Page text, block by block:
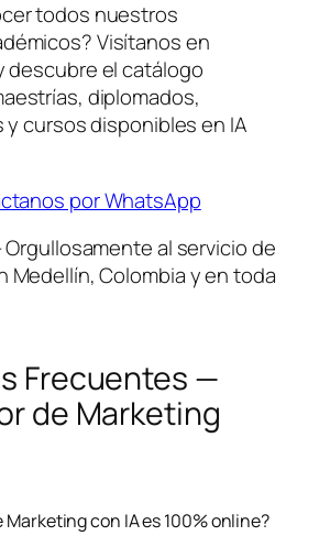
todos nuestros
Visítanos en
descubre el catálogo
diplomados,
cursos disponibles en IA
por WhatsApp
al servicio de
Medellín, Colombia y en toda
Frecuentes —
de Marketing
Marketing con IA es 100% online?